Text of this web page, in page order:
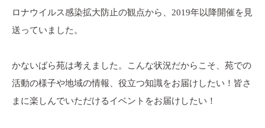
ロナウイルス感染拡大防止の観点から、2019年以降開催を見
送っていました。
かないばら苑は考えました。こんな状況だからこそ、苑での
活動の様子や地域の情報、役立つ知識をお届けしたい！皆さ
まに楽しんでいただけるイベントをお届けしたい！